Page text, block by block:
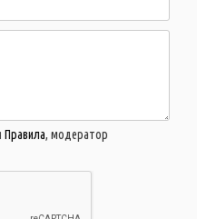
Правила, модератор